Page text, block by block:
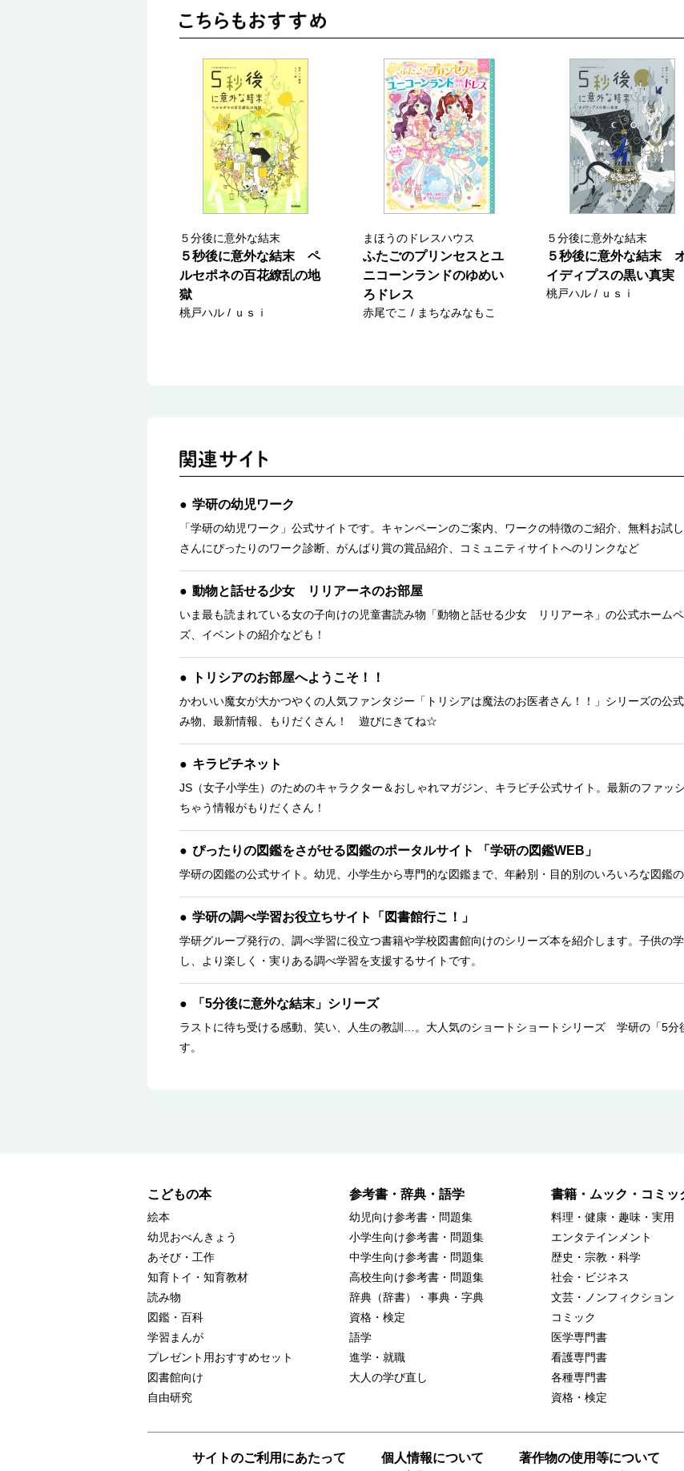
５分後に意外な結末
５秒後に意外な結末 ペ
ルセポネの百花繚乱の地
獄
桃戸ハル / ｕｓｉ
まほうのドレスハウス
ふたごのプリンセスとユ
ニコーンランドのゆめい
ろドレス
赤尾でこ / まちなみなもこ
５分後に意外な結末
５秒後に意外な結末
イディプスの黒い真実
桃戸ハル / ｕｓｉ
学研の幼児ワーク
「学研の幼児ワーク」公式サイトです。キャンペーンのご案内、ワークの特徴のご紹介、無料お試
さんにぴったりのワーク診断、がんばり賞の賞品紹介、コミュニティサイトへのリンクなど
動物と話せる少女 リリアーネのお部屋
いま最も読まれている女の子向けの児童書読み物「動物と話せる少女 リリアーネ」の公式ホーム
ズ、イベントの紹介なども！
トリシアのお部屋へようこそ！！
かわいい魔女が大かつやくの人気ファンタジー「トリシアは魔法のお医者さん！！」シリーズの
み物、最新情報、もりだくさん！ 遊びにきてね☆
キラピチネット
JS（女子小学生）のためのキャラクター＆おしゃれマガジン、キラピチ公式サイト。最新のファッ
ちゃう情報がもりだくさん！
ぴったりの図鑑をさがせる図鑑のポータルサイト 「学研の図鑑WEB」
学研の図鑑の公式サイト。幼児、小学生から専門的な図鑑まで、年齢別・目的別のいろいろな図鑑
学研の調べ学習お役立ちサイト「図書館行こ！」
学研グループ発行の、調べ学習に役立つ書籍や学校図書館向けのシリーズ本を紹介します。子供の
し、より楽しく・実りある調べ学習を支援するサイトです。
「5分後に意外な結末」シリーズ
ラストに待ち受ける感動、笑い、人生の教訓…。大人気のショートショートシリーズ 学研の「5分
す。
こどもの本
絵本
幼児おべんきょう
あそび・工作
知育トイ・知育教材
読み物
図鑑・百科
学習まんが
プレゼント用おすすめセット
図書館向け
自由研究
参考書・辞典・語学
幼児向け参考書・問題集
小学生向け参考書・問題集
中学生向け参考書・問題集
高校生向け参考書・問題集
辞典（辞書）・事典・字典
資格・検定
語学
進学・就職
大人の学び直し
書籍・ムック・コミッ
料理・健康・趣味・実用
エンタテインメント
歴史・宗教・科学
社会・ビジネス
文芸・ノンフィクション
コミック
医学専門書
看護専門書
各種専門書
資格・検定
サイトのご利用にあたって 個人情報について 著作物の使用等について